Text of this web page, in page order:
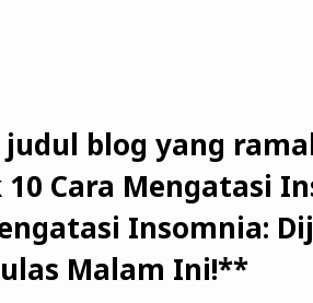
blog yang
Cara Mengatasi
Insomnia:
Malam Ini!**